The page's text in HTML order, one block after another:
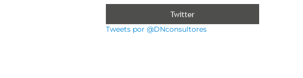
Twitter
Tweets por @DNconsultores